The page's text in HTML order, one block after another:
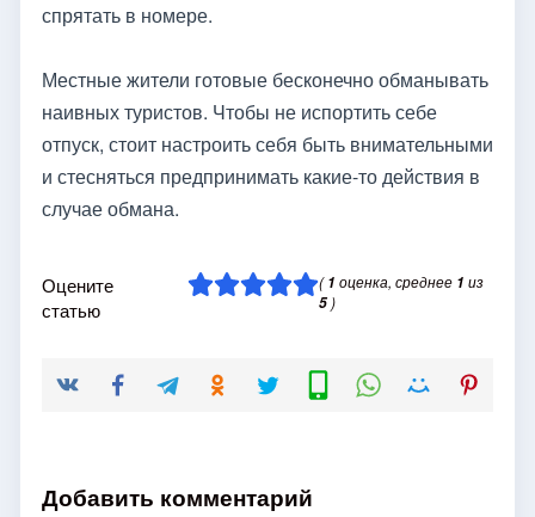
спрятать в номере.
Местные жители готовые бесконечно обманывать
наивных туристов. Чтобы не испортить себе
отпуск, стоит настроить себя быть внимательными
и стесняться предпринимать какие-то действия в
случае обмана.
Оцените
статью
(1 оценка, среднее 1 из
5)
Добавить комментарий